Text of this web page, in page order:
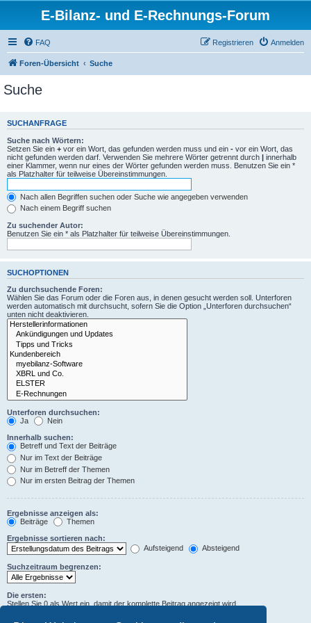
E-Bilanz- und E-Rechnungs-Forum
FAQ Anmelden
Registrieren
Foren-Übersicht Suche
Suche
SUCHANFRAGE
Suche nach Wörtern:
Setzen Sie ein + vor ein Wort, das gefunden werden muss und ein - vor ein Wort, das
nicht gefunden werden darf. Verwenden Sie mehrere Wörter getrennt durch | innerhalb
einer Klammer, wenn nur eines der Wörter gefunden werden muss. Benutzen Sie ein *
als Platzhalter für teilweise Übereinstimmungen.
Nach allen Begriffen suchen oder Suche wie angegeben verwenden
Nach einem Begriff suchen
Zu suchender Autor:
Benutzen Sie ein * als Platzhalter für teilweise Übereinstimmungen.
SUCHOPTIONEN
Zu durchsuchende Foren:
Wählen Sie das Forum oder die Foren aus, in denen gesucht werden soll. Unterforen
werden automatisch mit durchsucht, sofern Sie die Option „Unterforen durchsuchen“
unten nicht deaktivieren.
Unterforen durchsuchen:
Ja
Nein
Innerhalb suchen:
Betreff und Text der Beiträge
Nur im Text der Beiträge
Nur im Betreff der Themen
Nur im ersten Beitrag der Themen
Ergebnisse anzeigen als:
Beiträge
Themen
Ergebnisse sortieren nach:
Aufsteigend
Absteigend
Suchzeitraum begrenzen:
Die ersten:
Stellen Sie 0 als Wert ein, damit der komplette Beitrag angezeigt wird.